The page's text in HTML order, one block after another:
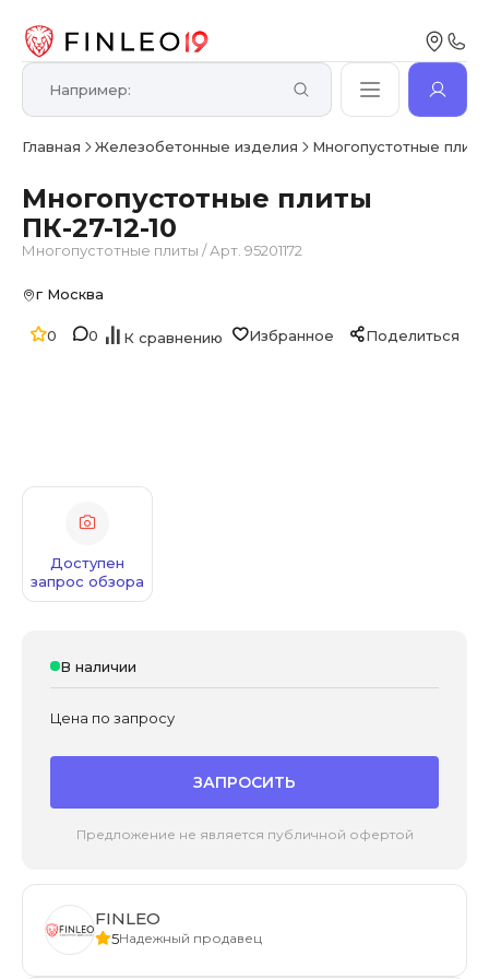
Главная Железобетонные изделия Многопустотные плиты
Многопустотные плиты
ПК-27-12-10
Многопустотные плиты /Арт. 95201172
0 0 К сравнению Избранное Поделиться
г Москва
Доступен
запрос обзора
В наличии
Цена по запросу
ЗАПРОСИТЬ
Предложение не является публичной офертой
FINLEO
5Надежный продавец